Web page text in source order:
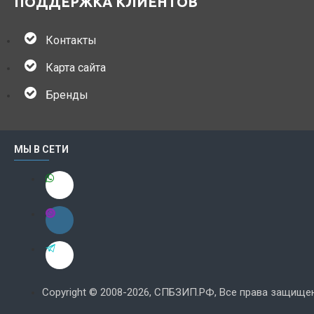
Контакты
Карта сайта
Бренды
МЫ В СЕТИ
Copyright © 2008-2026, СПБЗИП.РФ, Все права